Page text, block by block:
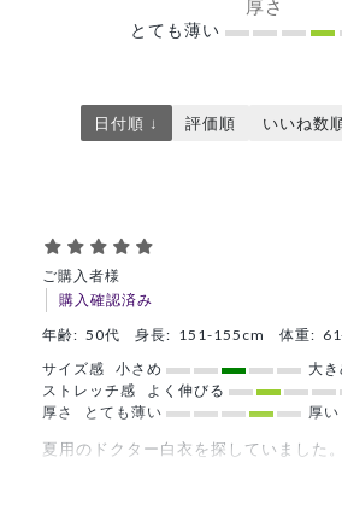
厚さ
とても薄い
日付順 ↓ 評価順 いいね数
ご購入者様
購入確認済み
年齢: 50代 身長: 151-155cm 体重:
サイズ感
小さめ
大き
ストレッチ感
よく伸びる
厚さ
とても薄い 厚い
夏用のドクター白衣を探していました。